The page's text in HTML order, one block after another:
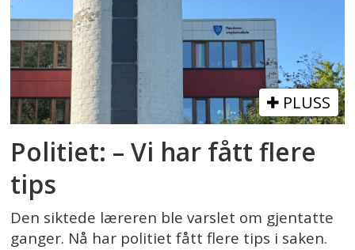
PLUSS
Politiet: – Vi har fått flere
tips
Den siktede læreren ble varslet om gjentatte
ganger. Nå har politiet fått flere tips i saken.